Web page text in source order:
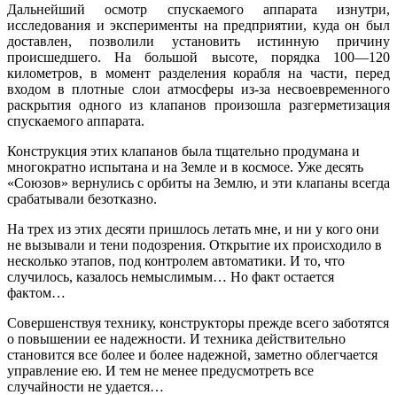
Дальнейший осмотр спускаемого аппарата изнутри,
исследования и эксперименты на предприятии, куда он был
доставлен, позволили установить истинную причину
происшедшего. На большой высоте, порядка 100—120
километров, в момент разделения корабля на части, перед
входом в плотные слои атмосферы из-за несвоевременного
раскрытия одного из клапанов произошла разгерметизация
спускаемого аппарата.
Конструкция этих клапанов была тщательно продумана и
многократно испытана и на Земле и в космосе. Уже десять
«Союзов» вернулись с орбиты на Землю, и эти клапаны всегда
срабатывали безотказно.
На трех из этих десяти пришлось летать мне, и ни у кого они
не вызывали и тени подозрения. Открытие их происходило в
несколько этапов, под контролем автоматики. И то, что
случилось, казалось немыслимым… Но факт остается
фактом…
Совершенствуя технику, конструкторы прежде всего заботятся
о повышении ее надежности. И техника действительно
становится все более и более надежной, заметно облегчается
управление ею. И тем не менее предусмотреть все
случайности не удается…